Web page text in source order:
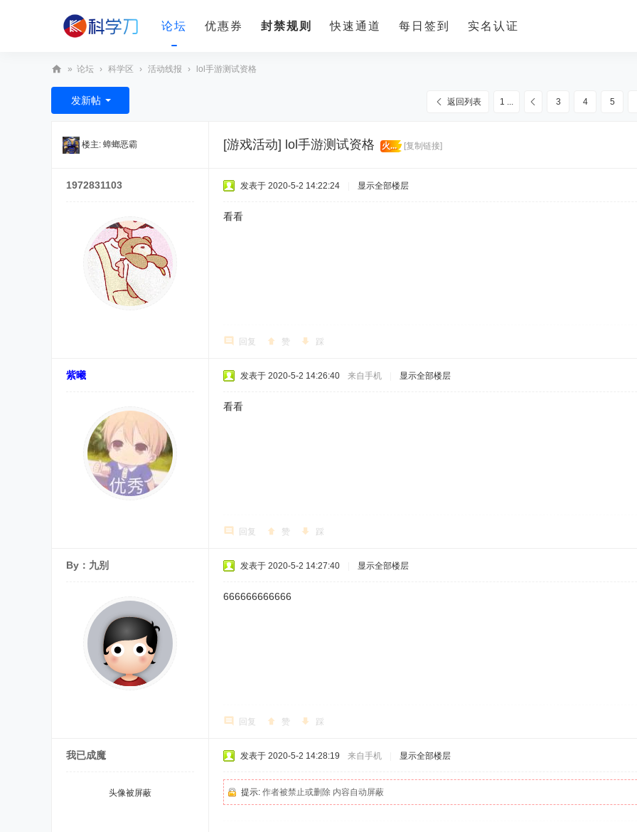
论坛 优惠券 封禁规则 快速通道 每日签到 实名认证
科
学
» 论坛 › 科学区 › 活动线报 › lol手游测试资格
1 ... 3 4 5
返回列表
发新帖
楼主: 蟑螂恶霸 [游戏活动] lol手游测试资格 火... [复制链接]
1972831103 发表于 2020-5-2 14:22:24 显示全部楼层
看看
回复 赞 踩
紫曦 发表于 2020-5-2 14:26:40 来自手机 显示全部楼层
看看
回复 赞 踩
By：九别 发表于 2020-5-2 14:27:40 显示全部楼层
666666666666
回复 赞 踩
我已成魔
头像被屏蔽
发表于 2020-5-2 14:28:19 来自手机 显示全部楼层
提示: 作者被禁止或删除 内容自动屏蔽